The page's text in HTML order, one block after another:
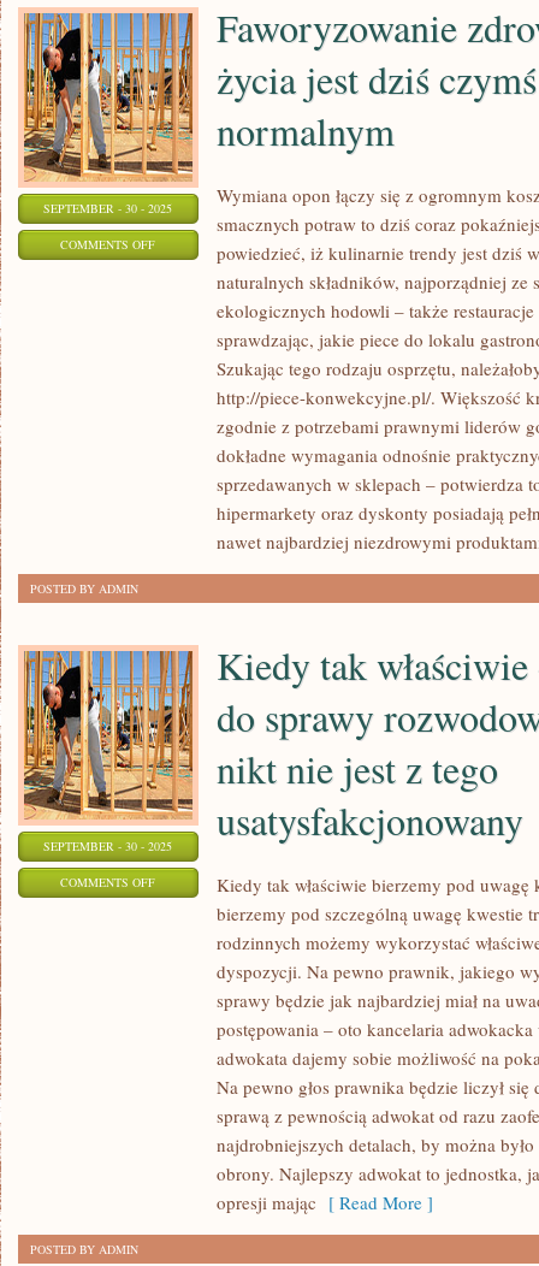
SEPTEMBER - 30 - 2025
COMMENTS OFFON
NORMALNYM
Faworyzowanie
życia jest dziś
normalnym
Wymiana opon łączy się z ogromnym
smacznych potraw to dziś coraz
powiedzieć, iż kulinarnie trendy jest dziś
naturalnych składników, najporządniej ze
ekologicznych hodowli – także
sprawdzając, jakie piece do lokalu
Szukając tego rodzaju osprzętu,
http://piece-konwekcyjne.pl/. Większość
zgodnie z potrzebami prawnymi liderów
dokładne wymagania odnośnie
sprzedawanych w sklepach – potwierdza
hipermarkety oraz dyskonty posiadają
nawet najbardziej niezdrowymi
POSTED BY ADMIN
SEPTEMBER - 30 - 2025
COMMENTS OFFON
WŁAŚCIWIE
ROZWODOWEJ
PEWNOŚCIĄ
Kiedy tak
do sprawy
nikt nie jest z tego
usatysfakcjonowany
Kiedy tak właściwie bierzemy pod
bierzemy pod szczególną uwagę kwestie
rodzinnych możemy wykorzystać
dyspozycji. Na pewno prawnik, jakiego
sprawy będzie jak najbardziej miał na
postępowania – oto kancelaria
adwokata dajemy sobie możliwość na
Na pewno głos prawnika będzie liczył
sprawą z pewnością adwokat od razu
najdrobniejszych detalach, by można
obrony. Najlepszy adwokat to jednostka,
opresji mając [ Read More ]
POSTED BY ADMIN